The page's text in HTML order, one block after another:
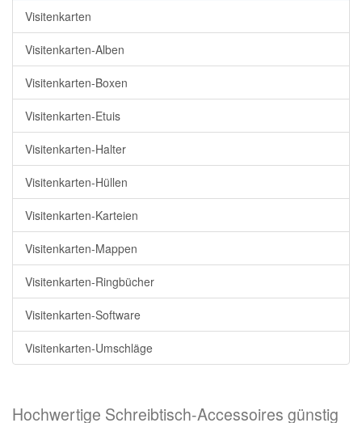
Visitenkarten
Visitenkarten-Alben
Visitenkarten-Boxen
Visitenkarten-Etuis
Visitenkarten-Halter
Visitenkarten-Hüllen
Visitenkarten-Karteien
Visitenkarten-Mappen
Visitenkarten-Ringbücher
Visitenkarten-Software
Visitenkarten-Umschläge
Hochwertige Schreibtisch-Accessoires günstig